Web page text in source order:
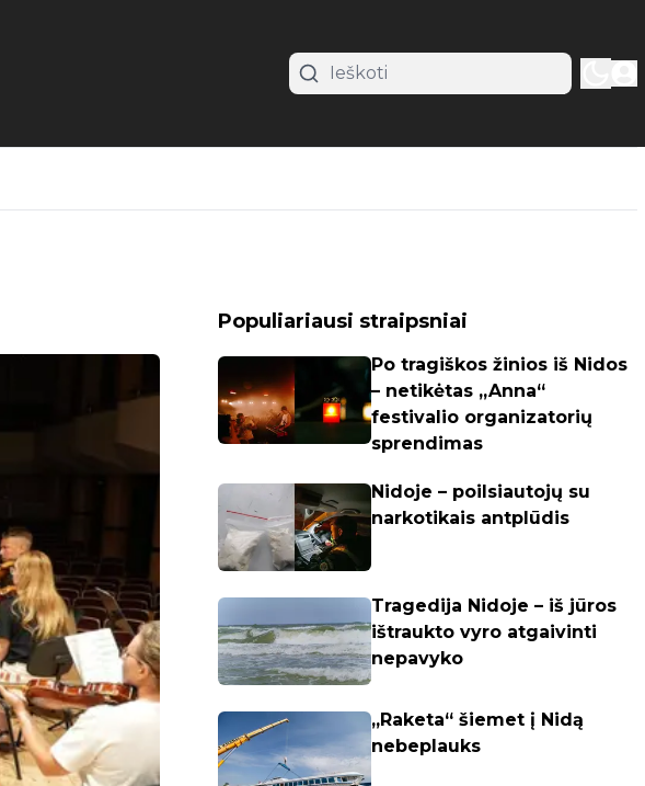
Populiariausi straipsniai
Po tragiškos žinios iš Nidos
– netikėtas „Anna“
festivalio organizatorių
sprendimas
Nidoje – poilsiautojų su
narkotikais antplūdis
Tragedija Nidoje – iš jūros
ištraukto vyro atgaivinti
nepavyko
„Raketa“ šiemet į Nidą
nebeplauks